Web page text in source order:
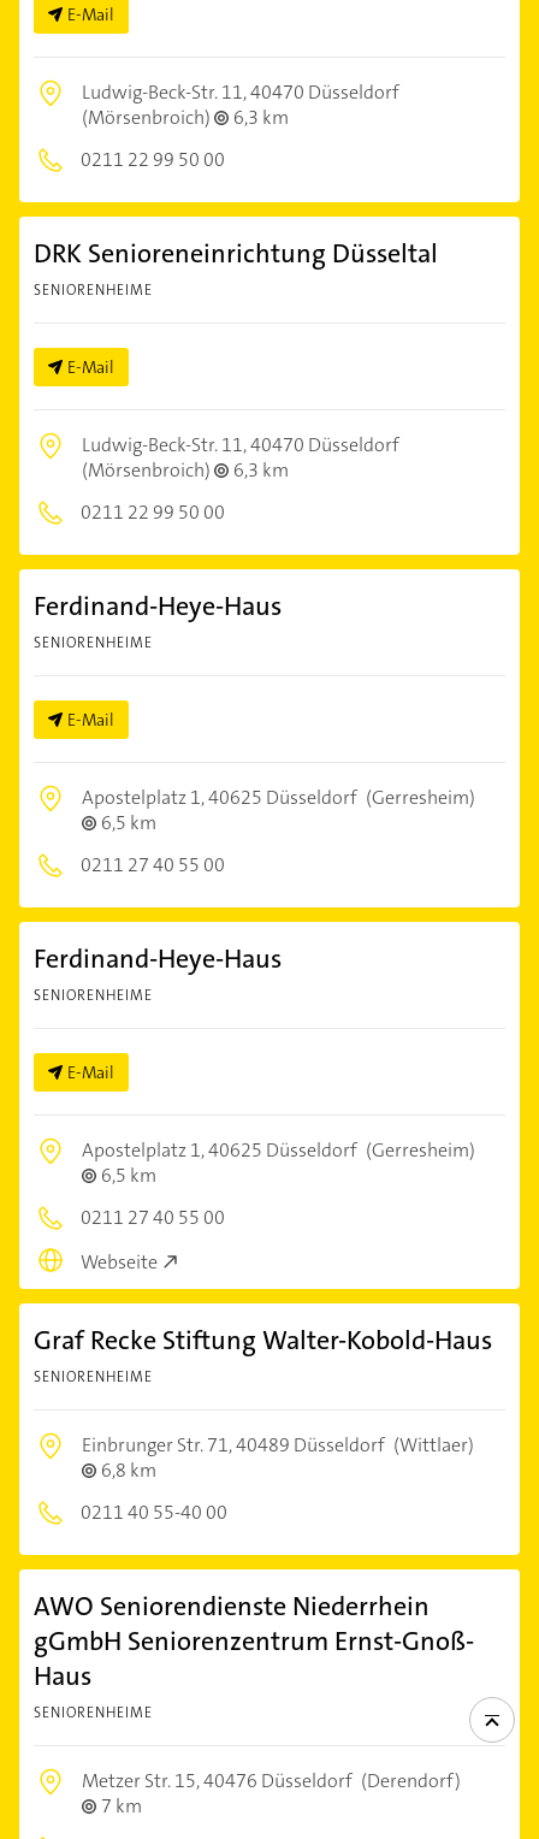
E-Mail
Ludwig-Beck-Str. 11,40470 Düsseldorf
(Mörsenbroich)
6,3 km
0211 22 99 50 00
DRK Senioreneinrichtung Düsseltal
SENIORENHEIME
E-Mail
Ludwig-Beck-Str. 11,40470 Düsseldorf
(Mörsenbroich)
6,3 km
0211 22 99 50 00
Ferdinand-Heye-Haus
SENIORENHEIME
E-Mail
Apostelplatz 1,40625 Düsseldorf (Gerresheim)
6,5 km
0211 27 40 55 00
Ferdinand-Heye-Haus
SENIORENHEIME
E-Mail
Apostelplatz 1,40625 Düsseldorf (Gerresheim)
6,5 km
0211 27 40 55 00
Webseite
Graf Recke Stiftung Walter-Kobold-Haus
SENIORENHEIME
Einbrunger Str. 71,40489 Düsseldorf (Wittlaer)
6,8 km
0211 40 55-40 00
AWO Seniorendienste Niederrhein
gGmbH Seniorenzentrum Ernst-Gnoß-
Haus
SENIORENHEIME
Metzer Str. 15,40476 Düsseldorf (Derendorf)
7 km